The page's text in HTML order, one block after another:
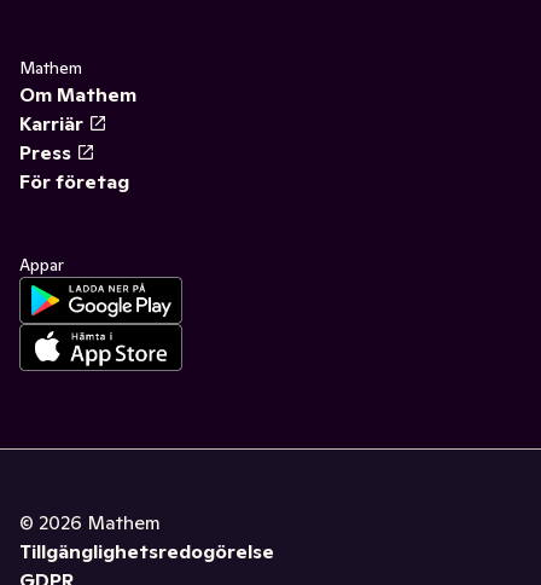
Mathem
Om Mathem
Karriär
Press
För företag
Appar
© 2026 Mathem
Tillgänglighetsredogörelse
GDPR